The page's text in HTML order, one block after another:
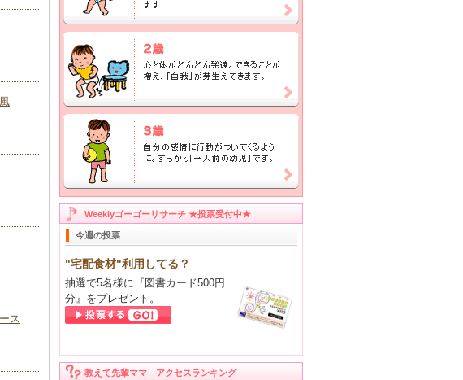
ス
Weeklyゴーゴーリサーチ ★投票受付中★
今週の投票
"宅配食材"利用してる？
抽選で5名様に『図書カード500円
分』をプレゼント。
教えて先輩ママ アクセスランキング